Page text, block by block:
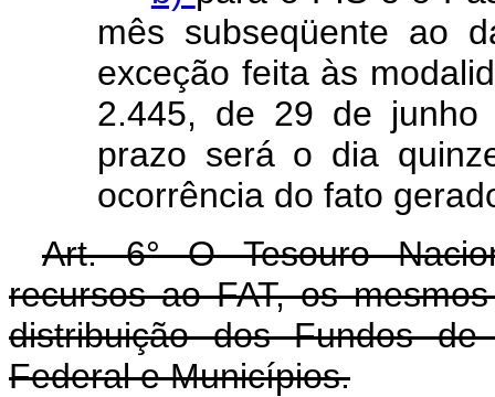
mês subseqüente ao
exceção feita às
2.445, de 29 de
prazo será o dia
ocorrência do fato
Art. 6° O Tesouro
recursos ao FAT, os
distribuição dos Fundos
Federal e Municípios.